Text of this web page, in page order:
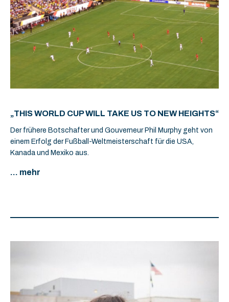
„THIS WORLD CUP WILL TAKE US TO NEW HEIGHTS“
Der frühere Botschafter und Gouverneur Phil Murphy geht von
einem Erfolg der Fußball-Weltmeisterschaft für die USA,
Kanada und Mexiko aus.
... mehr